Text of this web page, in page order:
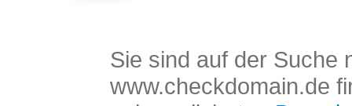
Sie sind auf der Suche
www.checkdomain.de